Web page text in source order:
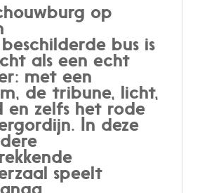
op
bus is
als een echt
met een
de tribune, licht,
en zelfs het rode
In deze
speelt